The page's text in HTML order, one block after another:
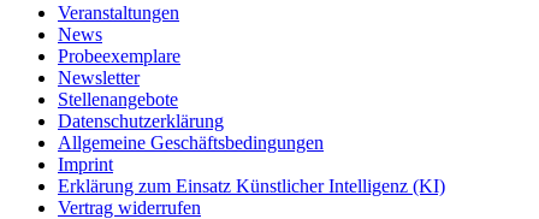
Veranstaltungen
News
Probeexemplare
Newsletter
Stellenangebote
Datenschutzerklärung
Allgemeine Geschäftsbedingungen
Imprint
Erklärung zum Einsatz Künstlicher Intelligenz (KI)
Vertrag widerrufen